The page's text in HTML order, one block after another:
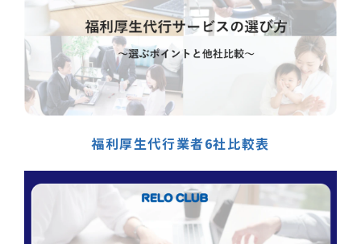
福利厚生代行業者6社比較表